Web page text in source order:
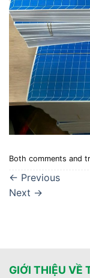
Both comments and
← Previous
Next →
GIỚI THIỆU VỀ